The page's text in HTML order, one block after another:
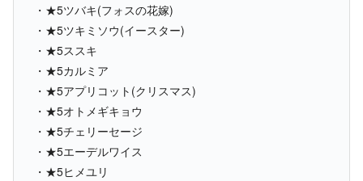
・★5ツバキ(フォスの花嫁)
・★5ツキミソウ(イースター)
・★5ススキ
・★5カルミア
・★5アプリコット(クリスマス)
・★5オトメギキョウ
・★5チェリーセージ
・★5エーデルワイス
・★5ヒメユリ